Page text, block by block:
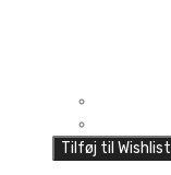
Tilføj til Wishlist